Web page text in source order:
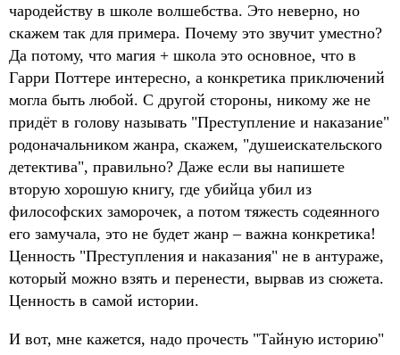
чародейству в школе волшебства. Это неверно, но
скажем так для примера. Почему это звучит уместно?
Да потому, что магия + школа это основное, что в
Гарри Поттере интересно, а конкретика приключений
могла быть любой. С другой стороны, никому же не
придёт в голову называть "Преступление и наказание"
родоначальником жанра, скажем, "душеискательского
детектива", правильно? Даже если вы напишете
вторую хорошую книгу, где убийца убил из
философских заморочек, а потом тяжесть содеянного
его замучала, это не будет жанр – важна конкретика!
Ценность "Преступления и наказания" не в антураже,
который можно взять и перенести, вырвав из сюжета.
Ценность в самой истории.
И вот, мне кажется, надо прочесть "Тайную историю"